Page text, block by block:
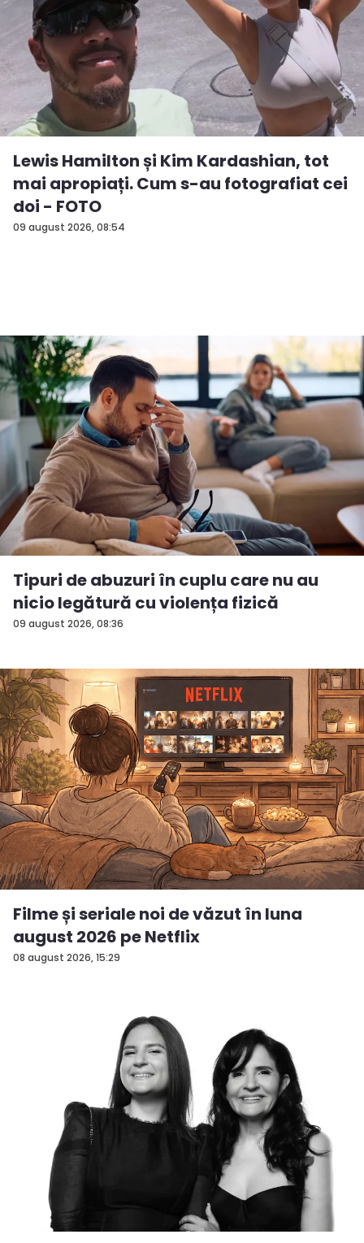
09 august 2026, 08:54
Lewis Hamilton și Kim Kardashian, tot
mai apropiați. Cum s-au fotografiat cei
doi - FOTO
09 august 2026, 08:36
Tipuri de abuzuri în cuplu care nu au
nicio legătură cu violența fizică
08 august 2026, 15:29
Filme și seriale noi de văzut în luna
august 2026 pe Netflix